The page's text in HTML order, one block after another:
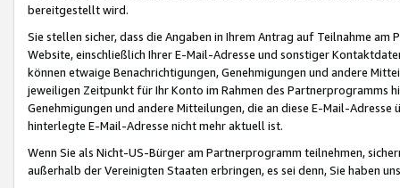
bereitgestellt wird.
Sie stellen sicher, dass die Angaben in Ihrem Antrag auf Teilnahme
Website, einschließlich Ihrer E-Mail-Adresse und sonstiger
können etwaige Benachrichtigungen, Genehmigungen und andere
jeweiligen Zeitpunkt für Ihr Konto im Rahmen des Partnerprogramms
Genehmigungen und andere Mitteilungen, die an diese E-Mail-
hinterlegte E-Mail-Adresse nicht mehr aktuell ist.
Wenn Sie als Nicht-US-Bürger am Partnerprogramm teilnehmen,
außerhalb der Vereinigten Staaten erbringen, es sei denn, Sie haben